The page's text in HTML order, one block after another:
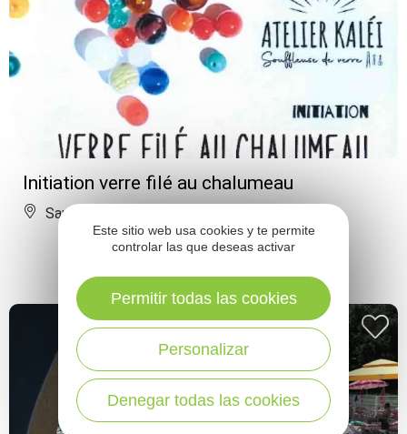
Initiation verre filé au chalumeau
Sauveterre-de-Rouergue
Este sitio web usa cookies y te permite
controlar las que deseas activar
Denegar todas las cookies
Personalizar
Permitir todas las cookies